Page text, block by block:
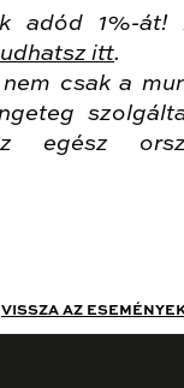
adód 1%-át!
itt.
csak a
egész
VISSZA AZ